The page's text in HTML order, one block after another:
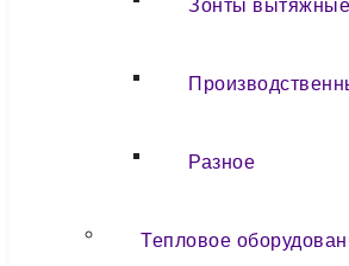
Зонты вытяжные
Разное
Тепловое